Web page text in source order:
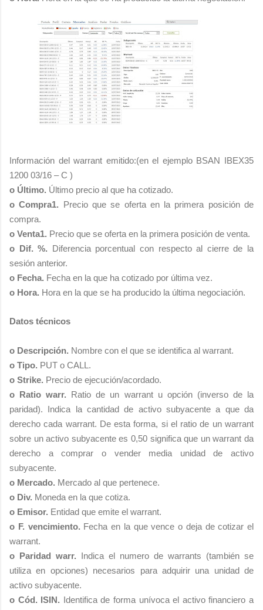
Información del warrant emitido:(en el ejemplo BSAN IBEX35
1200 03/16 – C )
o Último. Último precio al que ha cotizado.
o Compra1. Precio que se oferta en la primera posición de
compra.
o Venta1. Precio que se oferta en la primera posición de venta.
o Dif. %. Diferencia porcentual con respecto al cierre de la
sesión anterior.
o Fecha. Fecha en la que ha cotizado por última vez.
o Hora. Hora en la que se ha producido la última negociación.
Datos técnicos
o Descripción. Nombre con el que se identifica al warrant.
o Tipo. PUT o CALL.
o Strike. Precio de ejecución/acordado.
o Ratio warr. Ratio de un warrant u opción (inverso de la
paridad). Indica la cantidad de activo subyacente a que da
derecho cada warrant. De esta forma, si el ratio de un warrant
sobre un activo subyacente es 0,50 significa que un warrant da
derecho a comprar o vender media unidad de activo
subyacente.
o Mercado. Mercado al que pertenece.
o Div. Moneda en la que cotiza.
o Emisor. Entidad que emite el warrant.
o F. vencimiento. Fecha en la que vence o deja de cotizar el
warrant.
o Paridad warr. Indica el numero de warrants (también se
utiliza en opciones) necesarios para adquirir una unidad de
activo subyacente.
o Cód. ISIN. Identifica de forma unívoca el activo financiero a